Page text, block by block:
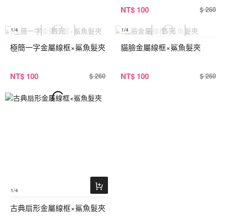
NT$ 100 $ 260
1/4
極簡一字金屬線框×鯊魚髮夾
NT$ 100 $ 260
1/4
貓臉金屬線框×鯊魚髮夾
NT$ 100 $ 260
1/4
古典扇形金屬線框×鯊魚髮夾